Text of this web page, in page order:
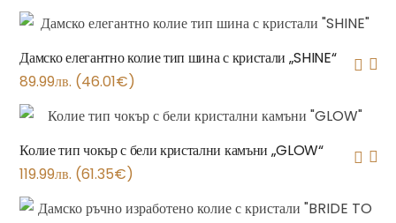
Дамско елегантно колие тип шина с кристали „SHINE“
89.99лв. (46.01€)
Колие тип чокър с бели кристални камъни „GLOW“
119.99лв. (61.35€)